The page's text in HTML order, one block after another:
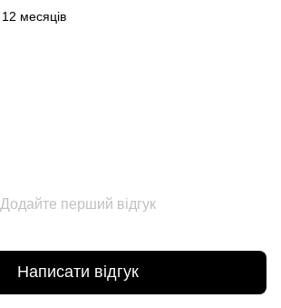
12 месяців
Додайте перший відгук
Написати відгук